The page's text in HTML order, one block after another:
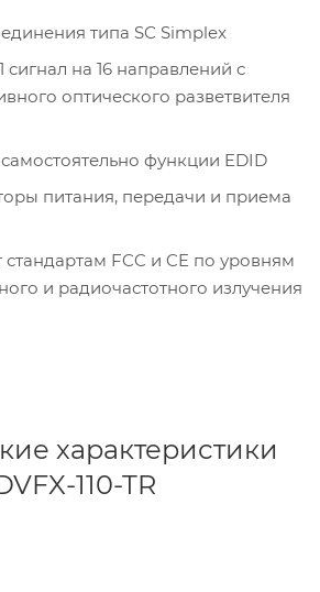
типа SC Simplex
сигнал на 16 направлений с
оптического разветвителя
функции EDID
питания, передачи и приема
стандартам FCC и CE по уровням
и радиочастотного излучения
характеристики
110-TR